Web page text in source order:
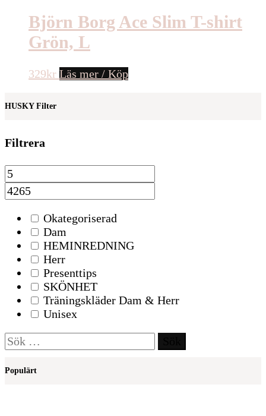
Björn Borg Ace Slim T-shirt
Grön, L
329kr Läs mer / Köp
HUSKY Filter
Filtrera
Okategoriserad
Dam
HEMINREDNING
Herr
Presenttips
SKÖNHET
Träningskläder Dam & Herr
Unisex
Sök
efter:
Populärt